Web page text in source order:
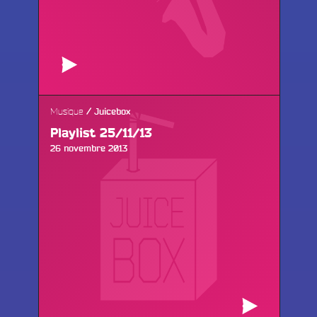
Playlist 25/11/13
Musique Juicebox
Publié
26 novembre 2013